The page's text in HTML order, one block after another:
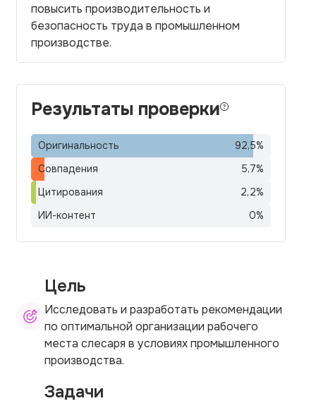
повысить производительность и
безопасность труда в промышленном
производстве.
Результаты проверки
Оригинальность 92,5%
Совпадения
5,7%
Цитирования
2,2%
ИИ-контент
0%
Цель
Исследовать и разработать рекомендации
по оптимальной организации рабочего
места слесаря в условиях промышленного
производства.
Задачи